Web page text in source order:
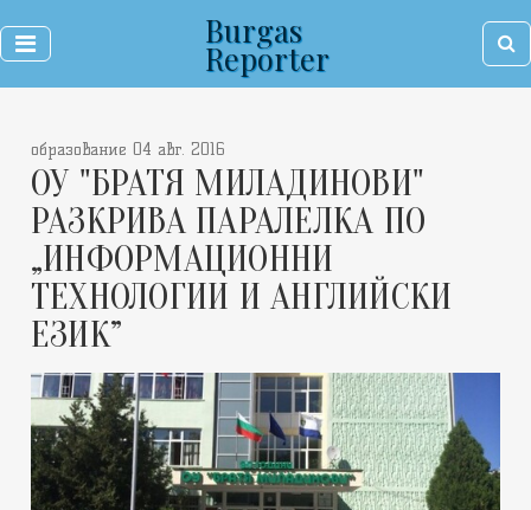
Burgas
Reporter
образование 04 авг. 2016
ОУ "БРАТЯ МИЛАДИНОВИ"
РАЗКРИВА ПАРАЛЕЛКА ПО
„ИНФОРМАЦИОННИ
ТЕХНОЛОГИИ И АНГЛИЙСКИ
ЕЗИК”